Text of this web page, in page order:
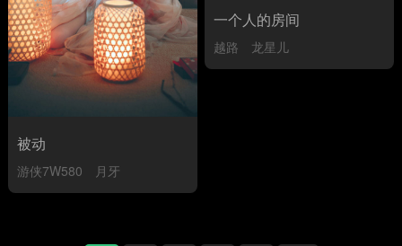
一个人的房间
越路 龙星儿
被动
游侠7W580 月牙